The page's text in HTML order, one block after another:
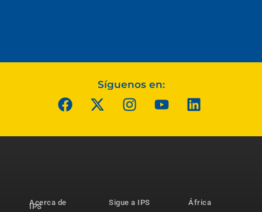
Síguenos en:
Acerca de
IPS
Sigue a IPS
África